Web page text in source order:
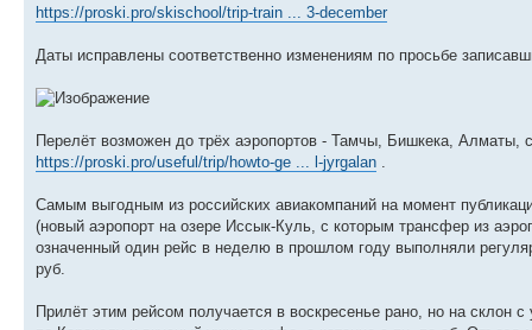
https://proski.pro/skischool/trip-train ... 3-december
Даты исправлены соответственно изменениям по просьбе
Перелёт возможен до трёх аэропортов - Тамчы, Бишкека, Алматы,
https://proski.pro/useful/trip/howto-ge ... l-jyrgalan
Самым выгодным из российских авиакомпаний на момент
(новый аэропорт на озере Иссык-Куль, с которым трансфер из
означенный один рейс в неделю в прошлом году выполняли
руб.
Прилёт этим рейсом получается в воскресенье рано, но на склон